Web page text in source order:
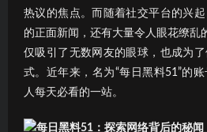
热议的焦点。而随着社交平台的兴
的正面新闻，还有大量令人眼花缭乱
仅吸引了无数网友的眼球，也成为
式。近年来，名为“每日黑料51”的
人每天必看的一站。